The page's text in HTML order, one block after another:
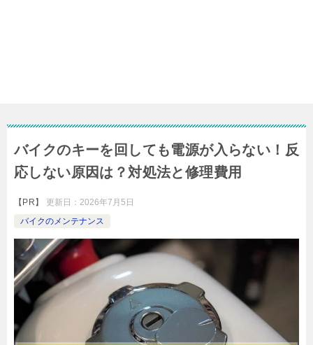
バイクのキーを回しても電源が入らない！反
応しない原因は？対処法と修理費用
【PR】 更新日： 2026年7月5日
バイクのメンテナンス